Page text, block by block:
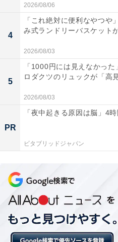
「四方木不動の滝」は夏
占め！ 深い杉林の山中
2026/08/06
4
「これ絶対に便利なやつや
み式ランドリーバスケット
2026/08/03
5
「1000円には見えなかっ
ロダクツのリュックが「高
2026/08/03
PR
「夜中起きる原因は脳」4
ビタブリッドジャパン